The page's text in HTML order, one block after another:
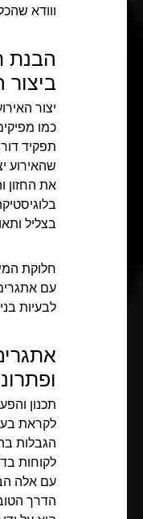
ווודא
הבנת
ביצור
יצור
כמו
תפקיד
שהאירוע
את החזון
בצליל
חלוקת
עם
לבעיות
תכנון
לקראת
הגבלות
לקוחות
עם אלה
הדרך